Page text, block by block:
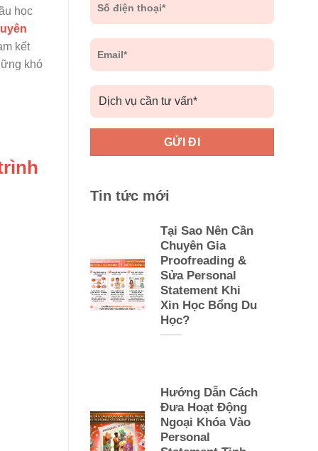
học
kết
khó
Tin tức mới
Tại Sao Nên Cần
Chuyên Gia
Proofreading &
Sửa Personal
Statement Khi
Xin Học Bổng Du
Học?
Hướng Dẫn Cách
Đưa Hoạt Động
Ngoại Khóa Vào
Personal